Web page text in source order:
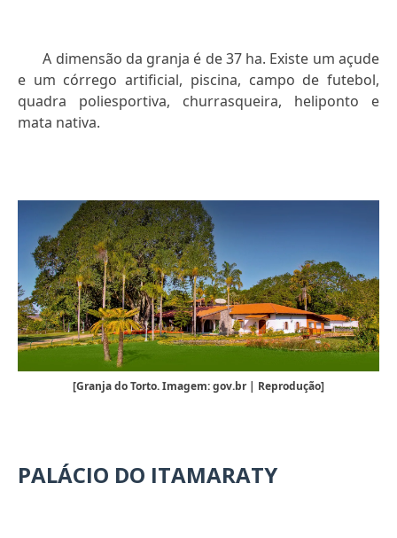
A dimensão da granja é de 37 ha. Existe um açude
e um córrego artificial, piscina, campo de futebol,
quadra poliesportiva, churrasqueira, heliponto e
mata nativa.
[Granja do Torto. Imagem: gov.br | Reprodução]
PALÁCIO DO ITAMARATY